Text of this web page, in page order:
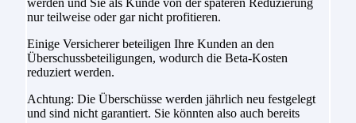
nur teilweise oder gar nicht profitieren.
Einige Versicherer beteiligen Ihre Kunden an den
Überschussbeteiligungen, wodurch die Beta-Kosten
reduziert werden.
Achtung: Die Überschüsse werden jährlich neu festgelegt
und sind nicht garantiert. Sie könnten also auch bereits